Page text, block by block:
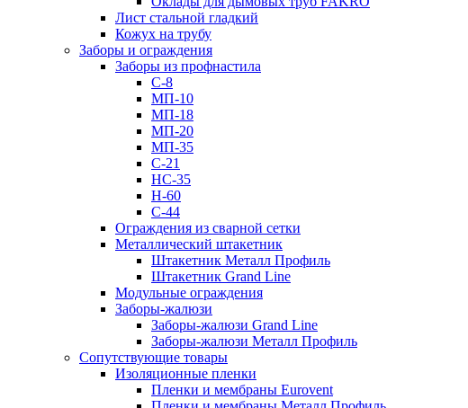
Лист стальной гладкий
Кожух на трубу
Заборы и ограждения
Заборы из профнастила
С-8
МП-10
МП-18
МП-20
МП-35
С-21
НС-35
Н-60
С-44
Ограждения из сварной сетки
Металлический штакетник
Штакетник Металл Профиль
Штакетник Grand Line
Модульные ограждения
Заборы-жалюзи
Заборы-жалюзи Grand Line
Заборы-жалюзи Металл Профиль
Сопутствующие товары
Изоляционные пленки
Пленки и мембраны Eurovent